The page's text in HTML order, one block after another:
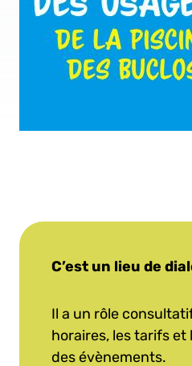
C’est un lieu de
Il a un rôle
horaires, les tarifs
des évènements.